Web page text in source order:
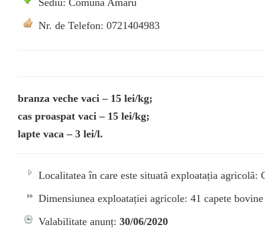
Sediu: Comuna Amaru
Nr. de Telefon: 0721404983
branza veche vaci – 15 lei/kg;
cas proaspat vaci – 15 lei/kg;
lapte vaca – 3 lei/l.
Localitatea în care este situată exploatația agricolă:
Dimensiunea exploatației agricole: 41 capete bovine
Valabilitate anunț: 30/06/2020